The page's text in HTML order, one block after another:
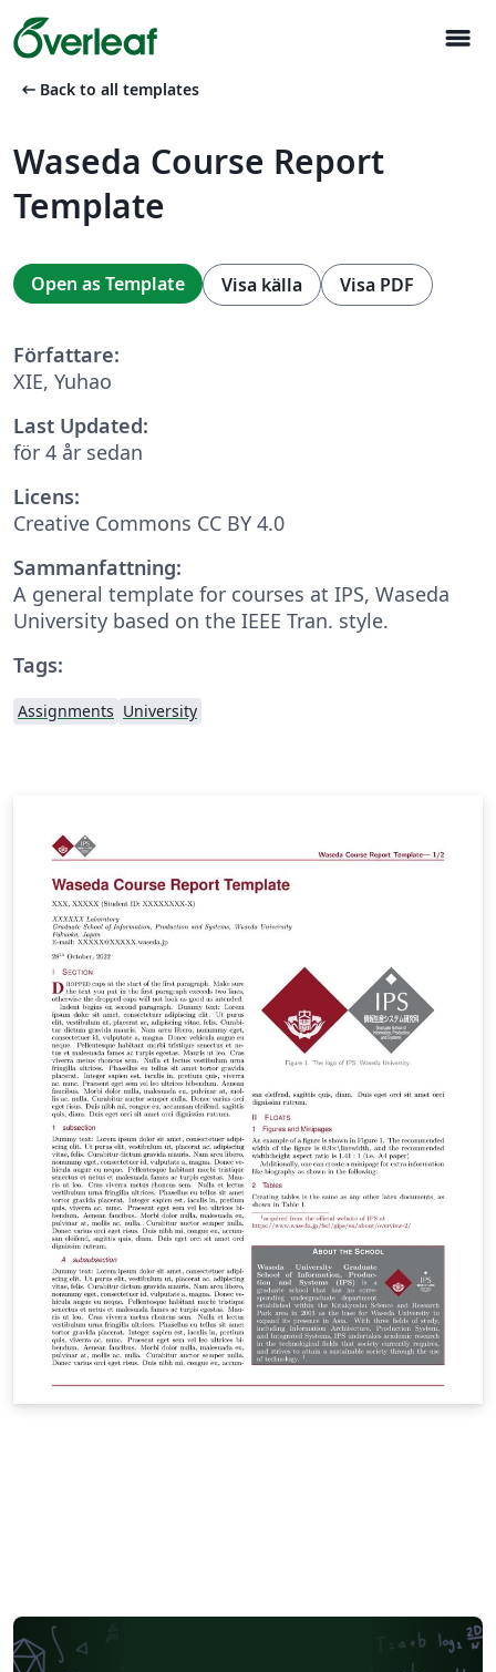
menu
arrow_left_alt Back to all templates
Waseda Course Report
Template
Open as Template Visa källa Visa PDF
Författare:
XIE, Yuhao
Last Updated:
för 4 år sedan
Licens:
Creative Commons CC BY 4.0
Sammanfattning:
A general template for courses at IPS, Waseda
University based on the IEEE Tran. style.
Tags:
Assignments University